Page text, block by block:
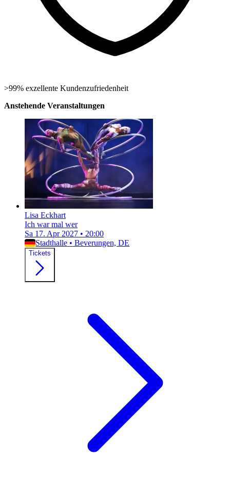
>99% exzellente Kundenzufriedenheit
Anstehende Veranstaltungen
Lisa Eckhart
Ich war mal wer
Sa 17. Apr 2027 • 20:00
Stadthalle • Beverungen, DE
Tickets